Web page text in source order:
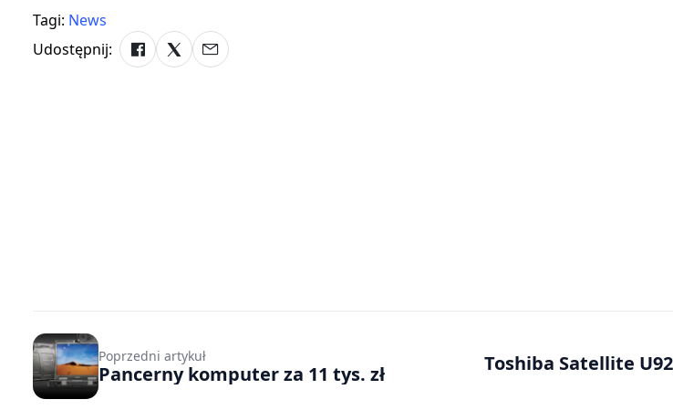
Tagi: News
Udostępnij:
Poprzedni artykuł
Pancerny komputer za 11 tys. zł
Toshiba Satellite